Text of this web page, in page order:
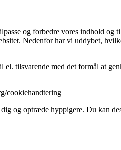
og forbedre vores indhold
Nedenfor har vi uddybet,
tilsvarende med det formål at
cookiehandtering
og optræde hyppigere. Du kan